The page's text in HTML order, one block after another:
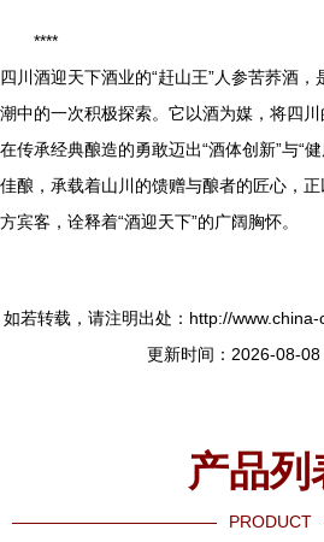
****
四川酒迎天下酒业的“赶山王”人参苦荞酒
潮中的一次积极探索。它以酒为媒，将四
在传承经典酿造的勇敢迈出“酒体创新”与“
佳酿，承载着山川的馈赠与酿者的匠心，
方宾客，诠释着“酒迎天下”的广阔胸怀。
如若转载，请注明出处：http://
更新时间：2026-08-
产品列
PRODUCT